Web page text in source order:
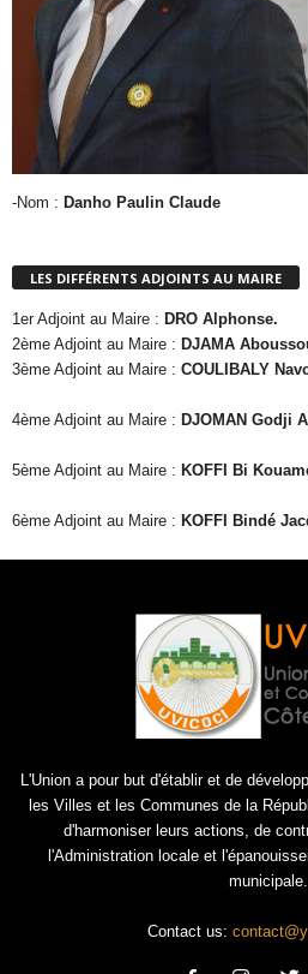
-Nom : Danho Paulin Claude
LES DIFFÉRENTS ADJOINTS AU MAIRE
1er Adjoint au Maire : DRO Alphonse.
2ème Adjoint au Maire : DJAMA
3ème Adjoint au Maire : COULIBALY
4ème Adjoint au Maire : DJOMAN Godji
5ème Adjoint au Maire : KOFFI Bi
6ème Adjoint au Maire : KOFFI Bindé
L'Union a pour but d'établir et de
les Villes et les Communes de la
d'harmoniser leurs actions, de
l'Administration locale et
municipale.
Contact us: